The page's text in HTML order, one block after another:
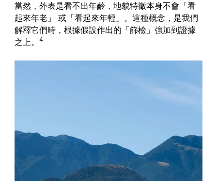
當然，外表是看不出年齡，地貌特徵本身不會「看
起來年老」 或「看起來年輕」。這種概念，是我們
解釋它們時，根據假設作出的「篩檢」強加到證據
之上。
4